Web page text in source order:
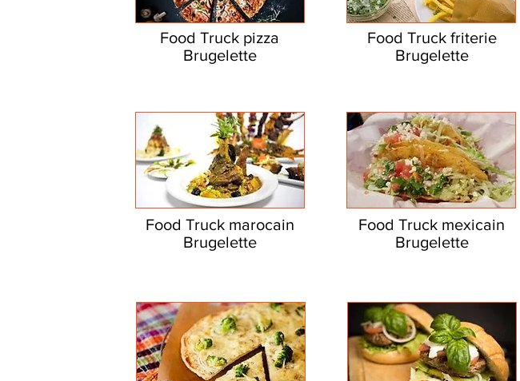
Food Truck pizza
Brugelette
Food Truck friterie
Brugelette
Food Truck marocain
Brugelette
Food Truck mexicain
Brugelette